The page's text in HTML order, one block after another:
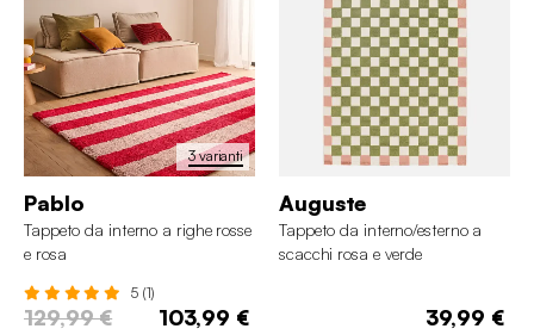
3 varianti
Pablo
Tappeto da interno a righe rosse
e rosa
5 (1)
129,99 € 103,99 €
Auguste
Tappeto da interno/esterno a
scacchi rosa e verde
39,99 €